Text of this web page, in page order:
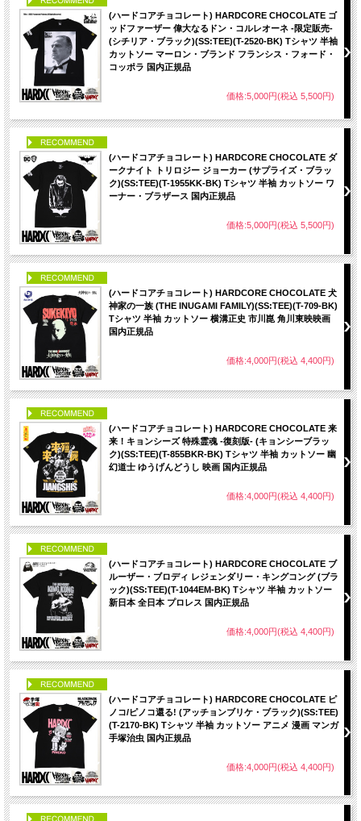
(ハードコアチョコレート) HARDCORE CHOCOLATE ゴ
ッドファーザー 偉大なるドン・コルレオーネ -限定販売-
(シチリア・ブラック)(SS:TEE)(T-2520-BK) Tシャツ 半袖
カットソー マーロン・ブランド フランシス・フォード・
コッポラ 国内正規品
価格:5,000円(税込 5,500円)
(ハードコアチョコレート) HARDCORE CHOCOLATE ダ
ークナイト トリロジー ジョーカー (サプライズ・ブラッ
ク)(SS:TEE)(T-1955KK-BK) Tシャツ 半袖 カットソー ワ
ーナー・ブラザース 国内正規品
価格:5,000円(税込 5,500円)
(ハードコアチョコレート) HARDCORE CHOCOLATE 犬
神家の一族 (THE INUGAMI FAMILY)(SS:TEE)(T-709-BK)
Tシャツ 半袖 カットソー 横溝正史 市川崑 角川東映映画
国内正規品
価格:4,000円(税込 4,400円)
(ハードコアチョコレート) HARDCORE CHOCOLATE 来
来！キョンシーズ 特殊霊魂 -復刻版- (キョンシーブラッ
ク)(SS:TEE)(T-855BKR-BK) Tシャツ 半袖 カットソー 幽
幻道士 ゆうげんどうし 映画 国内正規品
価格:4,000円(税込 4,400円)
(ハードコアチョコレート) HARDCORE CHOCOLATE ブ
ルーザー・ブロディ レジェンダリー・キングコング (ブラ
ック)(SS:TEE)(T-1044EM-BK) Tシャツ 半袖 カットソー
新日本 全日本 プロレス 国内正規品
価格:4,000円(税込 4,400円)
(ハードコアチョコレート) HARDCORE CHOCOLATE ピ
ノコ/ピノコ還る! (アッチョンブリケ・ブラック)(SS:TEE)
(T-2170-BK) Tシャツ 半袖 カットソー アニメ 漫画 マンガ
手塚治虫 国内正規品
価格:4,000円(税込 4,400円)